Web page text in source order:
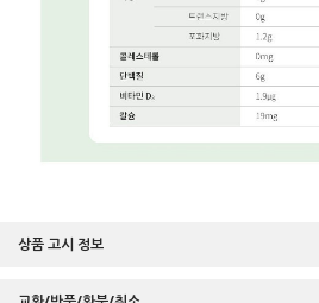
상품 고시 정보